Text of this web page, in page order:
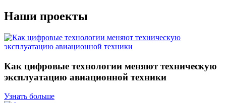
Наши проекты
Как цифровые технологии меняют техническую
эксплуатацию авиационной техники
Узнать больше